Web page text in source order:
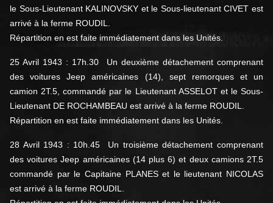
le Sous-Lieutenant KALINOVSKY et le Sous-lieutenant CIVET est
arrivé à la ferme ROUDIL.
Répartition en est faite immédiatement dans les Unités.
25 Avril 1943 : 17h.30 Un deuxième détachement comprenant
des voitures Jeep américaines (14), sept remorques et un
camion 2T.5, commandé par le Lieutenant ASSELOT et le Sous-
Lieutenant DE ROCHAMBEAU est arrivé à la ferme ROUDIL.
Répartition en est faite immédiatement dans les Unités.
28 Avril 1943 : 10h.45 Un troisième détachement comprenant
des voitures Jeep américaines (14 plus 6) et deux camions 2T.5
commandé par le Capitaine PLANES et le lieutenant NICOLAS
est arrivé à la ferme ROUDIL.